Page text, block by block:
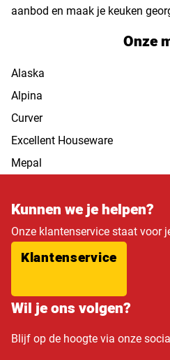
aanbod en maak je keuken
Onze
Alaska
Alpina
Curver
Excellent Houseware
Mepal
Kunnen we je helpen?
Onze klantenservice staat voor
Klantenservice
Wil je ons volgen?
Blijf op de hoogte via onze